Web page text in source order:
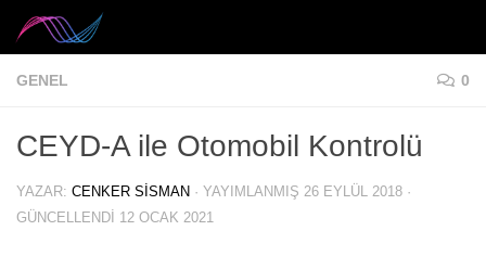
Skip to content
GENEL 0
CEYD-A ile Otomobil Kontrolü
YAZAR: CENKER SISMAN · YAYIMLANMIŞ 26 EYLÜL 2018 ·
GÜNCELLENDI 12 OCAK 2021